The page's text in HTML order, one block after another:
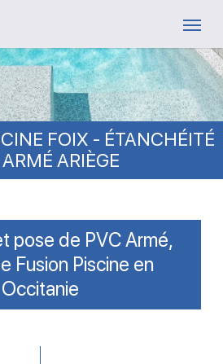
FOIX - ÉTANCHÉITÉ
ARIÈGE
pose de PVC Armé,
Fusion Piscine en
Occitanie